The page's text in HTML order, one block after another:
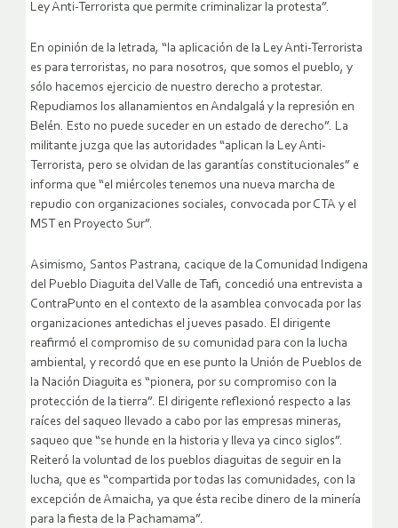
Ley Anti-Terrorista que permite criminalizar la protesta”.
En opinión de la letrada, “la aplicación de la Ley Anti-Terrorista
es para terroristas, no para nosotros, que somos el pueblo, y
sólo hacemos ejercicio de nuestro derecho a protestar.
Repudiamos los allanamientos en Andalgalá y la represión en
Belén. Esto no puede suceder en un estado de derecho”. La
militante juzga que las autoridades “aplican la Ley Anti-
Terrorista, pero se olvidan de las garantías constitucionales” e
informa que “el miércoles tenemos una nueva marcha de
repudio con organizaciones sociales, convocada por CTA y el
MST en Proyecto Sur”.
Asimismo, Santos Pastrana, cacique de la Comunidad Indigena
del Pueblo Diaguita del Valle de Tafi, concedió una entrevista a
ContraPunto en el contexto de la asamblea convocada por las
organizaciones antedichas el jueves pasado. El dirigente
reafirmó el compromiso de su comunidad para con la lucha
ambiental, y recordó que en ese punto la Unión de Pueblos de
la Nación Diaguita es “pionera, por su compromiso con la
protección de la tierra”. El dirigente reflexionó respecto a las
raíces del saqueo llevado a cabo por las empresas mineras,
saqueo que “se hunde en la historia y lleva ya cinco siglos”.
Reiteró la voluntad de los pueblos diaguitas de seguir en la
lucha, que es “compartida por todas las comunidades, con la
excepción de Amaicha, ya que ésta recibe dinero de la minería
para la fiesta de la Pachamama”.